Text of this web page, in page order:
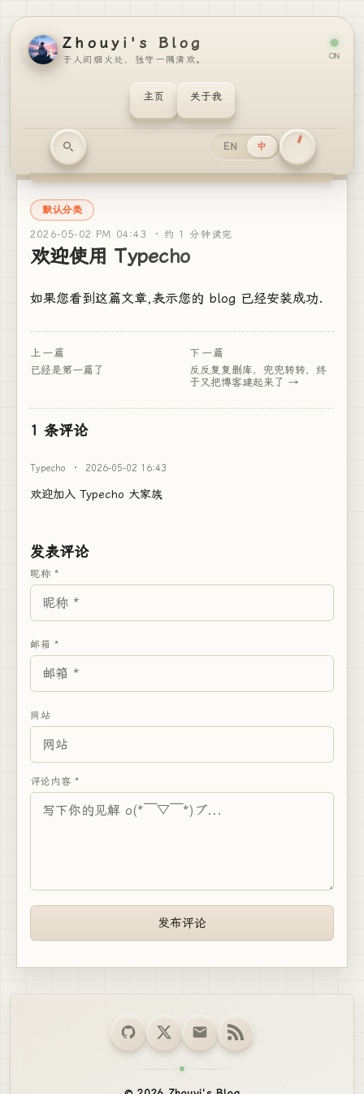
Zhouyi's Blog
于人间烟火处，独守一隅清欢。 ON
主页 关于我
EN 中
默认分类
2026-05-02 PM 04:43 · 约 1 分钟读完
欢迎使用 Typecho
如果您看到这篇文章,表示您的 blog 已经安装成功.
上一篇
已经是第一篇了
下一篇
反反复复删库，兜兜转转，终
于又把博客建起来了
1 条评论
Typecho · 2026-05-02 16:43
欢迎加入 Typecho 大家族
发表评论
昵称 *
邮箱 *
网站
评论内容 *
发布评论